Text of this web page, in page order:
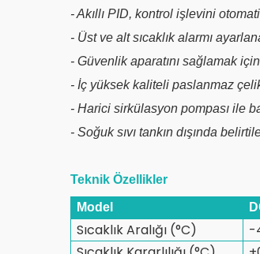
- Akıllı PID, kontrol işlevini
- Üst ve alt sıcaklık alarmı
- Güvenlik aparatını sağlamak
- İç yüksek kaliteli paslanmaz
- Harici sirkülasyon pompası ile
- Soğuk sıvı tankın dışında
Teknik Özellikler
Model
Sıcaklık Aralığı (°C)
-